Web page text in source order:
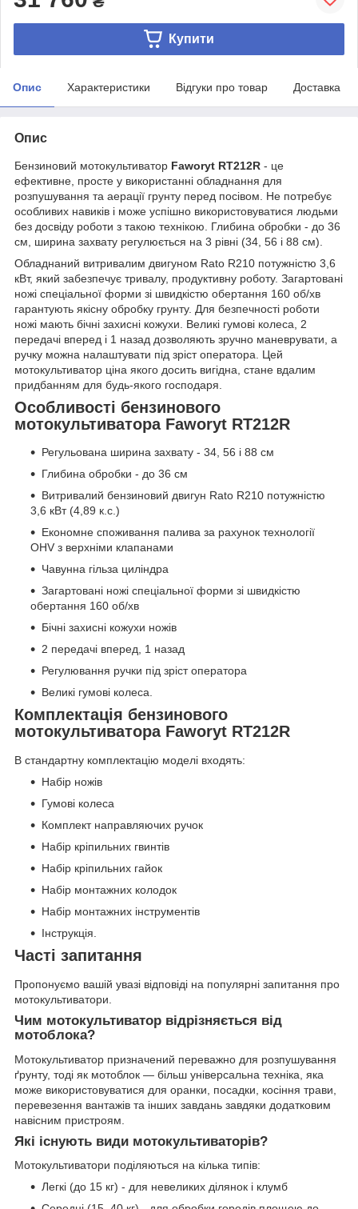
Купити
Опис Характеристики Відгуки про товар Доставка
Опис
Бензиновий мотокультиватор Faworyt RT212R - це
ефективне, просте у використанні обладнання для
розпушування та аерації грунту перед посівом. Не потребує
особливих навиків і може успішно використовуватися людьми
без досвіду роботи з такою технікою. Глибина обробки - до 36
см, ширина захвату регулюється на 3 рівні (34, 56 і 88 см).
Обладнаний витривалим двигуном Rato R210 потужністю 3,6
кВт, який забезпечує тривалу, продуктивну роботу. Загартовані
ножі спеціальної форми зі швидкістю обертання 160 об/хв
гарантують якісну обробку грунту. Для безпечності роботи
ножі мають бічні захисні кожухи. Великі гумові колеса, 2
передачі вперед і 1 назад дозволяють зручно маневрувати, а
ручку можна налаштувати під зріст оператора. Цей
мотокультиватор ціна якого досить вигідна, стане вдалим
придбанням для будь-якого господаря.
Особливості бензинового
мотокультиватора Faworyt RT212R
Регульована ширина захвату - 34, 56 і 88 см
Глибина обробки - до 36 см
Витривалий бензиновий двигун Rato R210 потужністю
3,6 кВт (4,89 к.с.)
Економне споживання палива за рахунок технології
OHV з верхніми клапанами
Чавунна гільза циліндра
Загартовані ножі спеціальної форми зі швидкістю
обертання 160 об/хв
Бічні захисні кожухи ножів
2 передачі вперед, 1 назад
Регулювання ручки під зріст оператора
Великі гумові колеса.
Комплектація бензинового
мотокультиватора Faworyt RT212R
В стандартну комплектацію моделі входять:
Набір ножів
Гумові колеса
Комплект направляючих ручок
Набір кріпильних гвинтів
Набір кріпильних гайок
Набір монтажних колодок
Набір монтажних інструментів
Інструкція.
Часті запитання
Пропонуємо вашій увазі відповіді на популярні запитання про
мотокультиватори.
Чим мотокультиватор відрізняється від
мотоблока?
Мотокультиватор призначений переважно для розпушування
ґрунту, тоді як мотоблок — більш універсальна техніка, яка
може використовуватися для оранки, посадки, косіння трави,
перевезення вантажів та інших завдань завдяки додатковим
навісним пристроям.
Які існують види мотокультиваторів?
Мотокультиватори поділяються на кілька типів:
Легкі (до 15 кг) - для невеликих ділянок і клумб